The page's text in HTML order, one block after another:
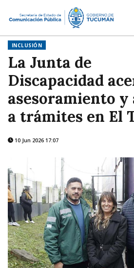
INCLUSIÓN
La Junta de
Discapacidad
asesoramiento y
a trámites en El
10 Jun 2026 17:07